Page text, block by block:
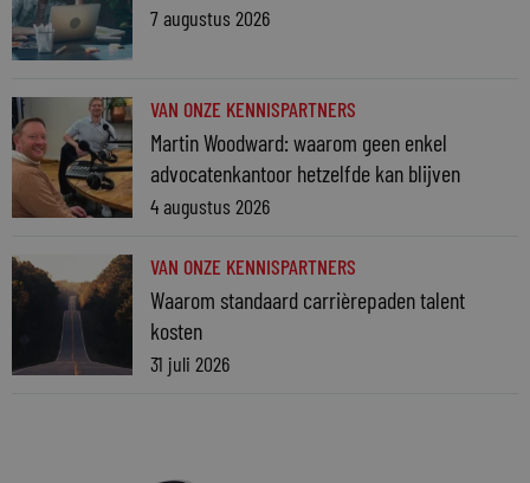
7 augustus 2026
VAN ONZE KENNISPARTNERS
Martin Woodward: waarom geen enkel
advocatenkantoor hetzelfde kan blijven
4 augustus 2026
VAN ONZE KENNISPARTNERS
Waarom standaard carrièrepaden talent
kosten
31 juli 2026